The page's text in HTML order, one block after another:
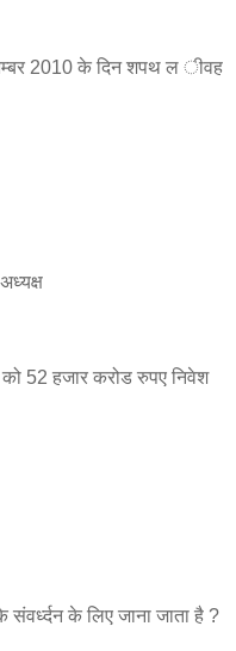
2010 के दिन शपथ ल ीवह
को 52 हजार करोड रुपए निवेश
के लिए जाना जाता है ?